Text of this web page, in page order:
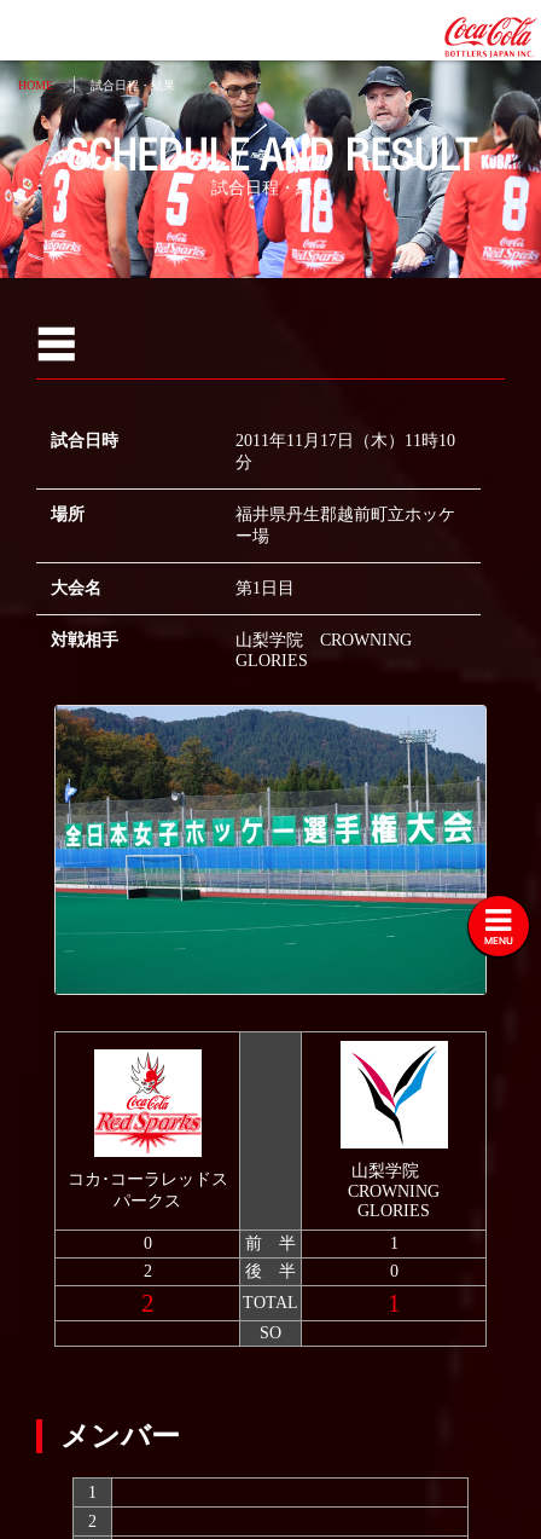
HOME 試合日程・結果
SCHEDULE AND RESULT
試合日程・結果
2024
2019
2017
2016
2015
2014
2013
2009
2008
2007
☰
試合日時
2011年11月17日（木）11時10
分
場所
福井県丹生郡越前町立ホッケ
ー場
大会名 第1日目
対戦相手
山梨学院 CROWNING
GLORIES
コカ･コーラレッドス
パークス
山梨学院
CROWNING
GLORIES
0
前 半
1
2
後 半 0
2 TOTAL 1
SO
メンバー
1
2
MENU